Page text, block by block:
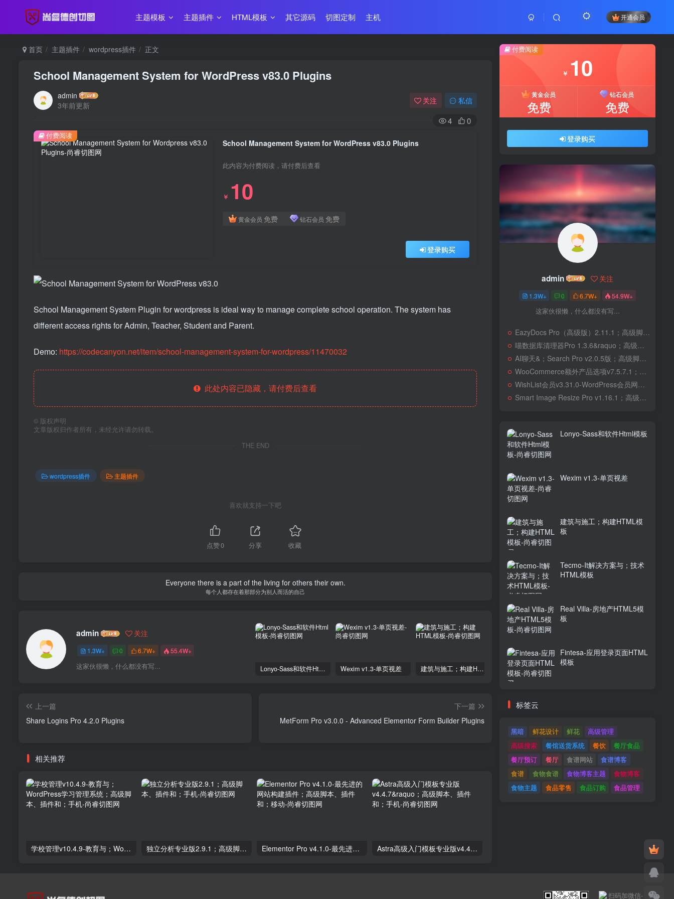
主题模板 主题插件 HTML模板 其它源码 切图定制 主机 开通会员
首页 主题插件 wordpress插件 正文
School Management System for WordPress v83.0 Plugins
admin
3年前更新
关注 私信
4 0
School Management System for WordPress v83.0 Plugins
此内容为付费阅读，请付费后查看
￥ 10
黄金会员 免费 钻石会员 免费
登录购买
付费阅读
School Management System Plugin for wordpress is ideal way to manage complete school operation. The system has
different access rights for Admin, Teacher, Student and Parent.
Demo: https://codecanyon.net/item/school-management-system-for-wordpress/11470032
此处内容已隐藏，请付费后查看
© 版权声明
文章版权归作者所有，未经允许请勿转载。
THE END
wordpress插件 主题插件
喜欢就支持一下吧
点赞0 分享 收藏
Everyone there is a part of the living for others their own.
每个人都存在着那部分为别人而活的自己
admin 关注
1.3W+ 0 6.7W+ 55.4W+
这家伙很懒，什么都没有写... Lonyo-Sass和软件Html模板 Wexim v1.3-单页视差 建筑与施工；构建HTML模板 Tecmo-It解决方案与；技术HTML模板
上一篇
Share Logins Pro 4.2.0 Plugins
下一篇
MetForm Pro v3.0.0 - Advanced Elementor Form Builder Plugins
相关推荐
学校管理v10.4.9-教育与；WordPress学习管理系统；高级脚本、插件和；手机 独立分析专业版2.9.1；高级脚本、插件和；手机 Elementor Pro v4.1.0-最先进的网站构建插件；高级脚本、插件和；移动 Astra高级入门模板专业版v4.4.7&raquo；高级脚本、插件和；手机
付费阅读
￥ 10
黄金会员
免费
钻石会员
免费
登录购买
admin 关注
1.3W+ 0 6.7W+ 54.9W+
这家伙很懒，什么都没有写...
EazyDocs Pro（高级版）2.11.1；高级脚本、插件和；移动
喵数据库清理器Pro 1.3.6&raquo；高级脚本、插件和；移动
AI聊天&；Search Pro v2.0.5版；高级脚本、插件和；移动
WooCommerce额外产品选项v7.5.7.1；高级脚本、插件和；移动
WishList会员v3.31.0-WordPress会员网站；高级脚本、插件和；移动
Smart Image Resize Pro v1.16.1；高级脚本、插件和；移动
Lonyo-Sass和软件Html模板
Wexim v1.3-单页视差
建筑与施工；构建HTML模
板
Tecmo-It解决方案与；技术
HTML模板
Real Villa-房地产HTML5模
板
Fintesa-应用登录页面HTML
模板
标签云
黑暗 鲜花设计 鲜花
高级管理
高级搜索
餐馆送货系统 餐饮
餐厅食品
餐厅预订
餐厅 食谱网站
食谱博客
食谱
食物食谱 食物博客主题
食物博客
食物主题
食品零售 食品订购 食品管理